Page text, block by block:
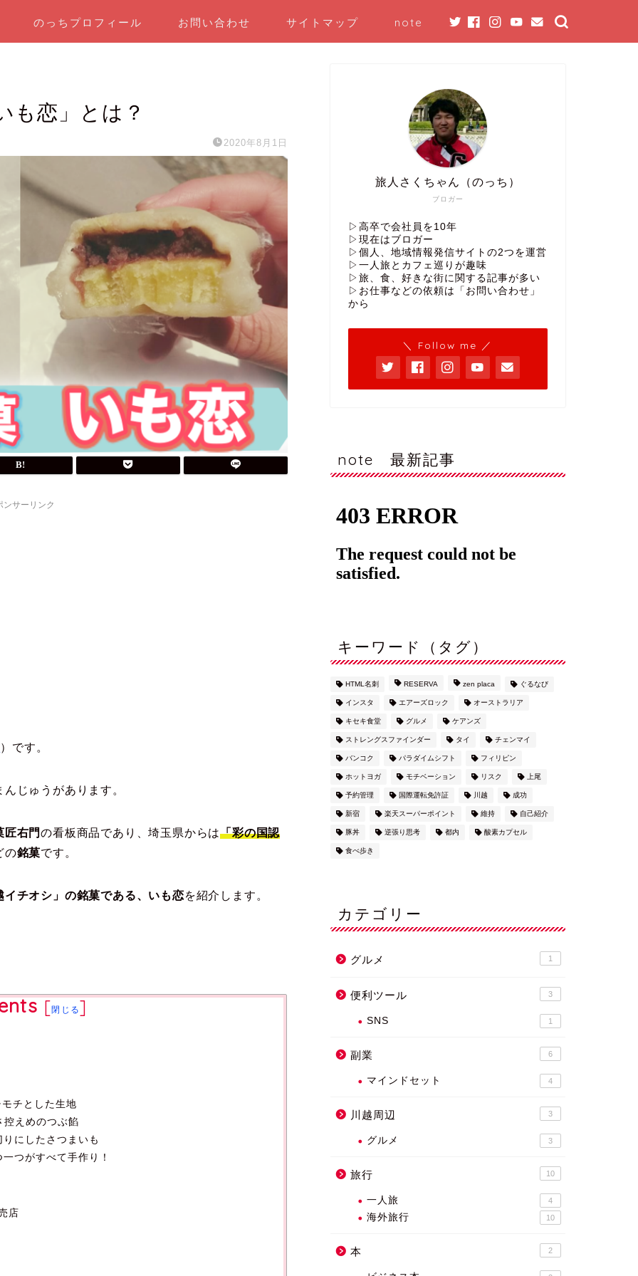
のっちプロフィール お問い合わせ サイトマップ note
も恋」とは？
2020年8月1日
ンサーリンク
）です。
んじゅうがあります。
匠右門の看板商品であり、埼玉県からは「彩の国認
の銘菓です。
イチオシ」の銘菓である、いも恋を紹介します。
[閉じる]
チとした生地
控えめのつぶ餡
にしたさつまいも
つがすべて手作り！
店
ブロガー
旅人さくちゃん（のっち）
▷高卒で会社員を10年
▷現在はブロガー
▷個人、地域情報発信サイトの2つを運営
▷一人旅とカフェ巡りが趣味
▷旅、食、好きな街に関する記事が多い
▷お仕事などの依頼は「お問い合わせ」
から
＼ Follow me ／
note 最新記事
キーワード（タグ）
HTML名刺 RESERVA zen placa ぐるなび
インスタ エアーズロック オーストラリア
キセキ食堂 グルメ ケアンズ
ストレングスファインダー タイ チェンマイ
バンコク パラダイムシフト フィリピン
ホットヨガ モチベーション リスク 上尾
予約管理 国際運転免許証 川越 成功
新宿 楽天スーパーポイント 維持 自己紹介
豚丼 逆張り思考 都内 酸素カプセル
食べ歩き
カテゴリー
グルメ 1
便利ツール 3
SNS 1
副業 6
マインドセット 4
川越周辺 3
グルメ 3
旅行 10
一人旅 4
海外旅行 10
本 2